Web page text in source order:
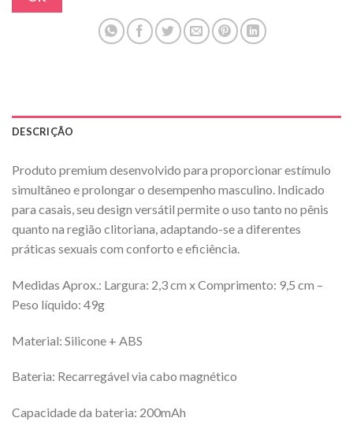
DESCRIÇÃO
Produto premium desenvolvido para proporcionar estímulo
simultâneo e prolongar o desempenho masculino. Indicado
para casais, seu design versátil permite o uso tanto no pênis
quanto na região clitoriana, adaptando-se a diferentes
práticas sexuais com conforto e eficiência.
Medidas Aprox.: Largura: 2,3 cm x Comprimento: 9,5 cm –
Peso líquido: 49g
Material: Silicone + ABS
Bateria: Recarregável via cabo magnético
Capacidade da bateria: 200mAh